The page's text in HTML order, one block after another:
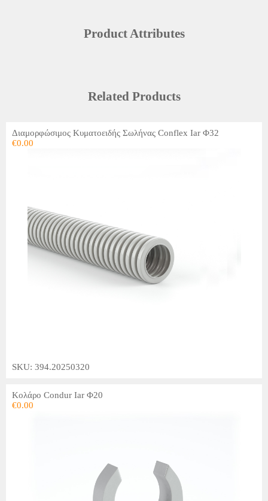
Product Attributes
Related Products
Διαμορφώσιμος Κυματοειδής Σωλήνας Conflex Iar Φ32
€0.00
SKU: 394.20250320
Κολάρο Condur Iar Φ20
€0.00